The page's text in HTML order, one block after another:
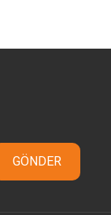
GÖNDER